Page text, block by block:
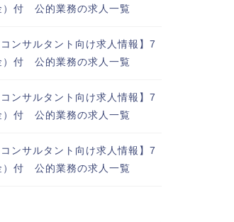
）付 公的業務の求人一覧
コンサルタント向け求人情報】7
）付 公的業務の求人一覧
コンサルタント向け求人情報】7
）付 公的業務の求人一覧
コンサルタント向け求人情報】7
）付 公的業務の求人一覧